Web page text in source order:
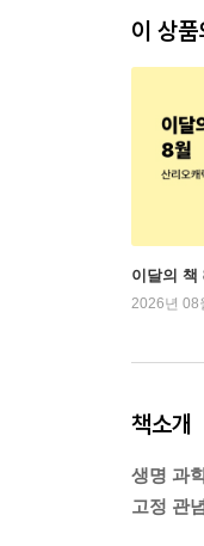
이 상
이달의 책
2026년 08
책소개
생명 과
고정 관